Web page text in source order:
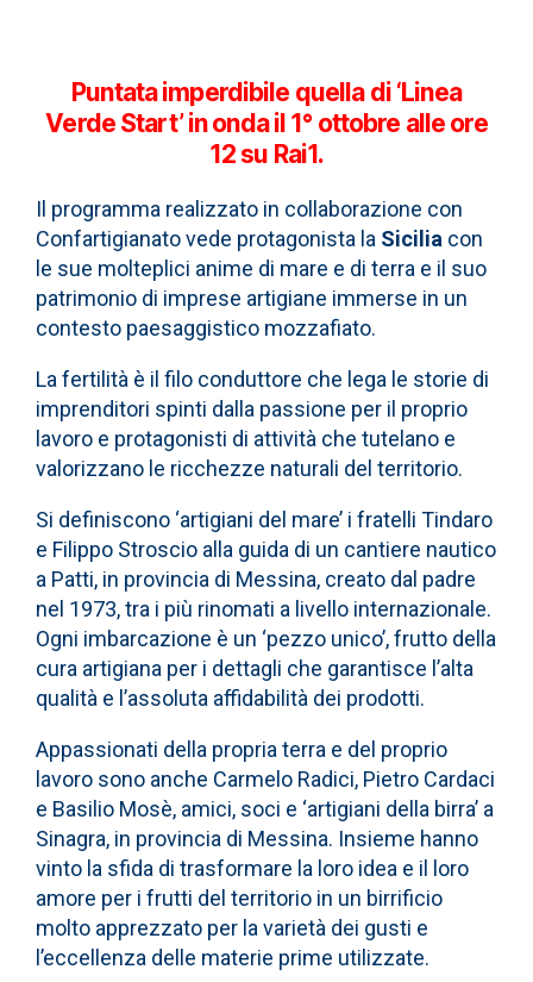
Puntata imperdibile quella di ‘Linea
Verde Start’ in onda il 1° ottobre alle ore
12 su Rai1.
Il programma realizzato in collaborazione con
Confartigianato vede protagonista la Sicilia con
le sue molteplici anime di mare e di terra e il suo
patrimonio di imprese artigiane immerse in un
contesto paesaggistico mozzafiato.
La fertilità è il filo conduttore che lega le storie di
imprenditori spinti dalla passione per il proprio
lavoro e protagonisti di attività che tutelano e
valorizzano le ricchezze naturali del territorio.
Si definiscono ‘artigiani del mare’ i fratelli Tindaro
e Filippo Stroscio alla guida di un cantiere nautico
a Patti, in provincia di Messina, creato dal padre
nel 1973, tra i più rinomati a livello internazionale.
Ogni imbarcazione è un ‘pezzo unico’, frutto della
cura artigiana per i dettagli che garantisce l’alta
qualità e l’assoluta affidabilità dei prodotti.
Appassionati della propria terra e del proprio
lavoro sono anche Carmelo Radici, Pietro Cardaci
e Basilio Mosè, amici, soci e ‘artigiani della birra’ a
Sinagra, in provincia di Messina. Insieme hanno
vinto la sfida di trasformare la loro idea e il loro
amore per i frutti del territorio in un birrificio
molto apprezzato per la varietà dei gusti e
l’eccellenza delle materie prime utilizzate.